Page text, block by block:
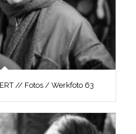
// Fotos / Werkfoto 63